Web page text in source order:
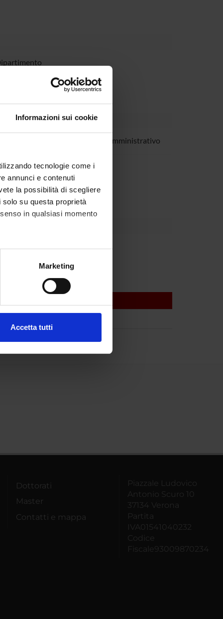
Informazioni sui cookie
tecnologie come i
annunci e contenuti
la possibilità di scegliere
su questa proprietà
in qualsiasi momento
metro,Marketing
Accetta tutti
Tecnico-Amministrativo
Dottorati
Master
Contatti e mappa
Piazzale Ludovico
Antonio Scuro 10
37134 Verona
Partita
IVA01541040232
Codice
Fiscale93009870234